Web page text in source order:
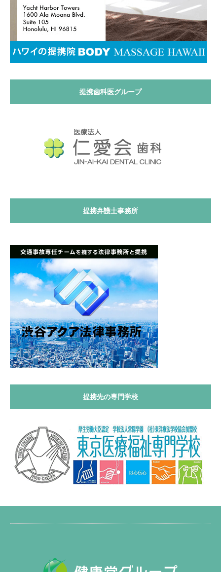
提携歯科医グループ
提携弁護士事務所
提携先の専門学校